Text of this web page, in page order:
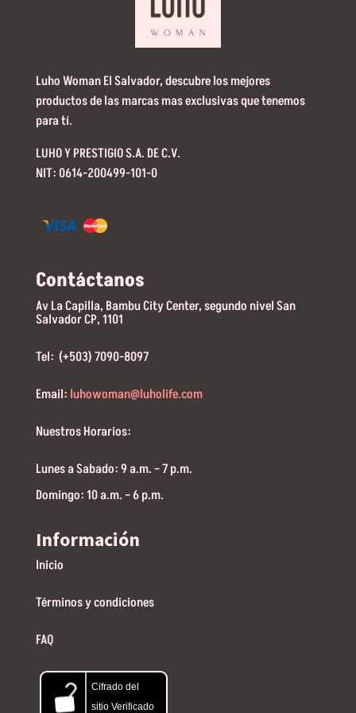
Luho Woman El Salvador, descubre los mejores
productos de las marcas mas exclusivas que tenemos
para tí.
LUHO Y PRESTIGIO S.A. DE C.V.
NIT: 0614-200499-101-0
Contáctanos
Av La Capilla, Bambu City Center, segundo nivel San
Salvador CP, 1101
Tel: (+503) 7090-8097
Email: luhowoman@luholife.com
Nuestros Horarios:
Lunes a Sabado: 9 a.m. – 7 p.m.
Domingo: 10 a.m. – 6 p.m.
Información
Inicio
Términos y condiciones
FAQ